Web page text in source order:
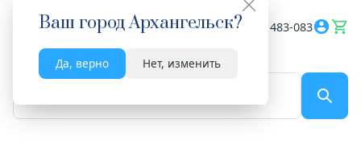
Ваш городАрхангельск?
Да, верно Нет, изменить
Весь сайт 8182 483-083